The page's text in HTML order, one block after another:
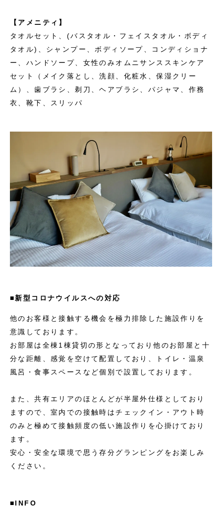
【アメニティ】
タオルセット、(バスタオル・フェイスタオル・ボディ
タオル)、シャンプー、ボディソープ、コンディショナ
ー、ハンドソープ、女性のみオムニサンススキンケア
セット（メイク落とし、洗顔、化粧水、保湿クリー
ム）、歯ブラシ、剃刀、ヘアブラシ、パジャマ、作務
衣、靴下、スリッパ
■新型コロナウイルスへの対応
他のお客様と接触する機会を極力排除した施設作りを
意識しております。
お部屋は全棟1棟貸切の形となっており他のお部屋と十
分な距離、感覚を空けて配置しており、トイレ・温泉
風呂・食事スペースなど個別で設置しております。
また、共有エリアのほとんどが半屋外仕様としており
ますので、室内での接触時はチェックイン・アウト時
のみと極めて接触頻度の低い施設作りを心掛けており
ます。
安心・安全な環境で思う存分グランピングをお楽しみ
ください。
■INFO